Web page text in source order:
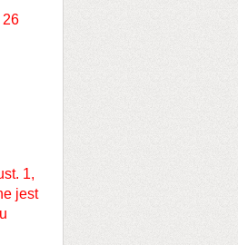
26
1,
jest